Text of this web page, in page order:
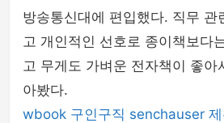
방송통신대에 편입했다. 직무 관
고 개인적인 선호로 종이책보다
고 무게도 가벼운 전자책이 좋
아봤다.
wbook 구인구직 senchauser